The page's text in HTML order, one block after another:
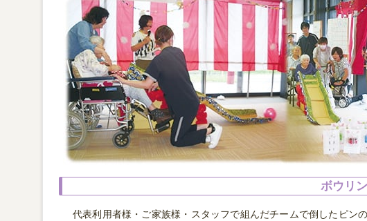
ボウリ
代表利用者様・ご家族様・スタッフで組んだチームで倒したピン